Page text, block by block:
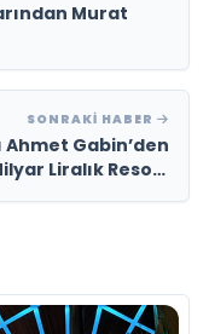
Murat
SONRAKI HABER
Ahmet Gabin’den
Liralık Resort